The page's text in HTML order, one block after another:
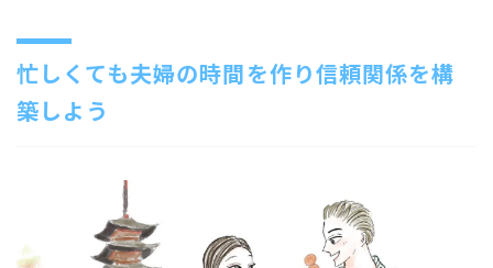
忙しくても夫婦の時間を作り信頼関係を構
築しよう